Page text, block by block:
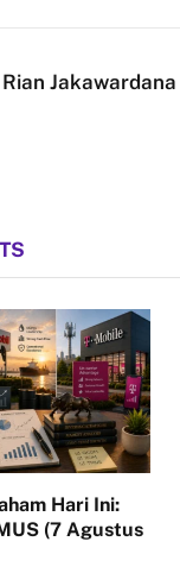
Rian Jakawardana
Hari Ini:
(7 Agustus